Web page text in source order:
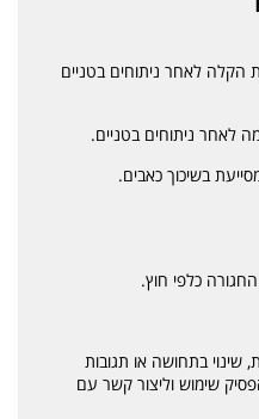
הקלה לאחר ניתוחים בטניים
לאחר ניתוחים בטניים.
בשיכוך כאבים.
בתחושה או תגובות
שימוש וליצור קשר עם